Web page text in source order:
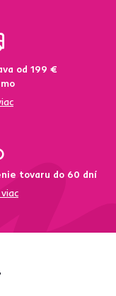
od 199 €
tovaru do 60 dní